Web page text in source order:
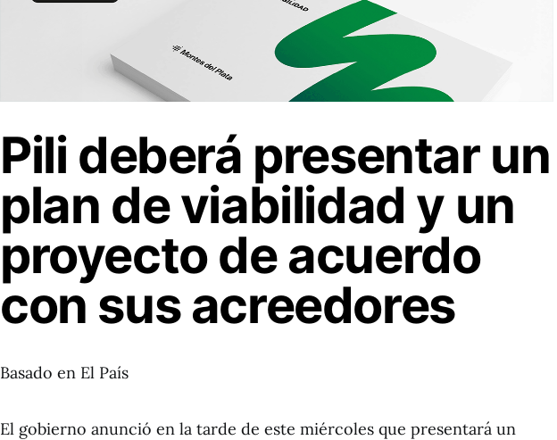
Pili deberá presentar un
plan de viabilidad y un
proyecto de acuerdo
con sus acreedores
Basado en El País
El gobierno anunció en la tarde de este miércoles que presentará un